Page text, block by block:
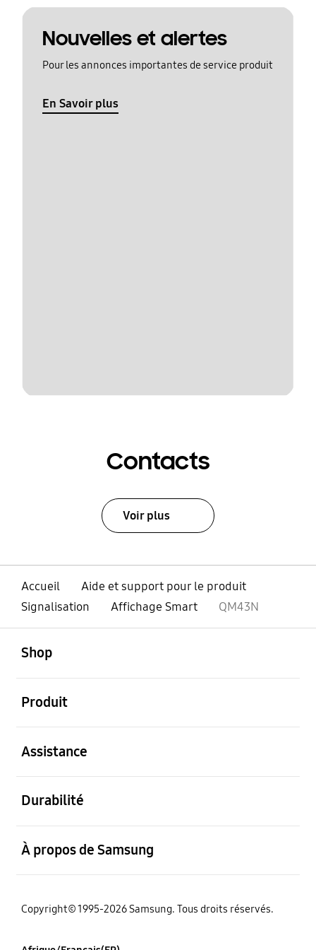
Nouvelles et alertes
Pour les annonces importantes de service produit
En Savoir plus
Contacts
Voir plus
Accueil
Aide et support pour le produit
Signalisation
Affichage Smart QM43N
Shop
Produit
Assistance
Durabilité
À propos de Samsung
Copyright© 1995-2026 Samsung. Tous droits réservés.